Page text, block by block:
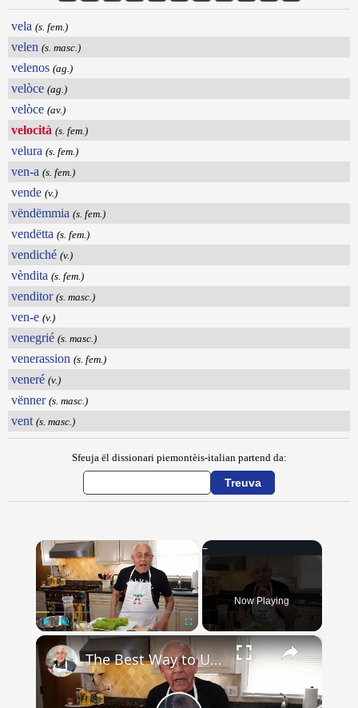
vela (s. fem.)
velen (s. masc.)
velenos (ag.)
velòce (ag.)
velòce (av.)
velocità (s. fem.)
velura (s. fem.)
ven-a (s. fem.)
vende (v.)
vëndëmmia (s. fem.)
vendëtta (s. fem.)
vendiché (v.)
vèndita (s. fem.)
venditor (s. masc.)
ven-e (v.)
venegrié (s. masc.)
venerassion (s. fem.)
veneré (v.)
vënner (s. masc.)
vent (s. masc.)
Sfeuja ël dissionari piemontèis-italian partend da:
Unmute
Now Playing
×
The Best Way to Use Italian Frying Peppers